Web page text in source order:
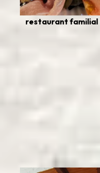
restaurant familial